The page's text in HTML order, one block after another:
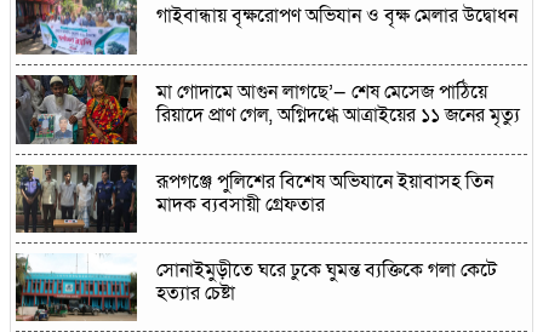
গাইবান্ধায় বৃক্ষরোপণ অভিযান ও বৃক্ষ মেলার উদ্বোধন
মা গোদামে আগুন লাগছে’— শেষ মেসেজ পাঠিয়ে
রিয়াদে প্রাণ গেল, অগ্নিদগ্ধে আত্রাইয়ের ১১ জনের মৃত্যু
রূপগঞ্জে পুলিশের বিশেষ অভিযানে ইয়াবাসহ তিন
মাদক ব্যবসায়ী গ্রেফতার
সোনাইমুড়ীতে ঘরে ঢুকে ঘুমন্ত ব্যক্তিকে গলা কেটে
হত্যার চেষ্টা